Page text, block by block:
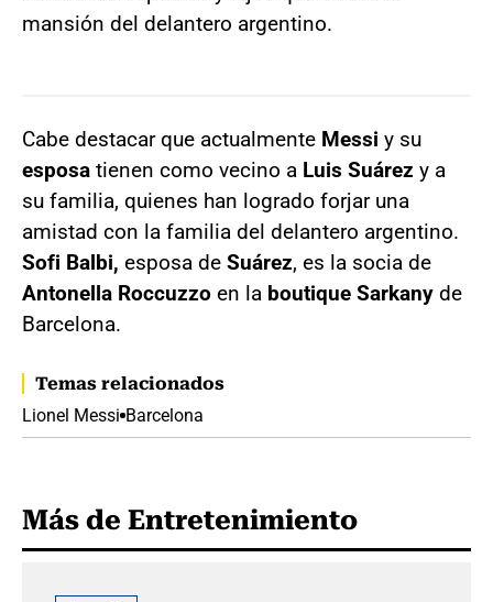
mansión del delantero argentino.
Cabe destacar que actualmente Messi y su
esposa tienen como vecino a Luis Suárez y a
su familia, quienes han logrado forjar una
amistad con la familia del delantero argentino.
Sofi Balbi, esposa de Suárez, es la socia de
Antonella Roccuzzo en la boutique Sarkany de
Barcelona.
Temas relacionados
Lionel Messi Barcelona
Más de Entretenimiento